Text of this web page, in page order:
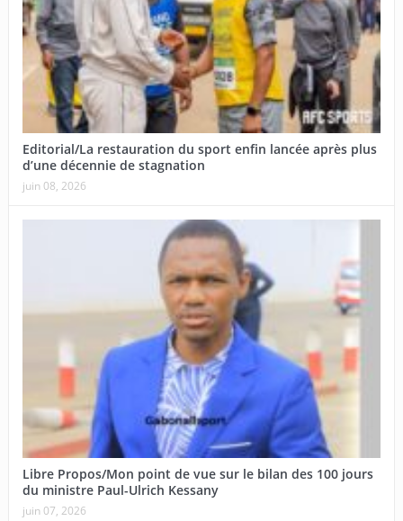
Editorial/La restauration du sport enfin lancée après plus
d’une décennie de stagnation
juin 08, 2026
Libre Propos/Mon point de vue sur le bilan des 100 jours
du ministre Paul-Ulrich Kessany
juin 07, 2026